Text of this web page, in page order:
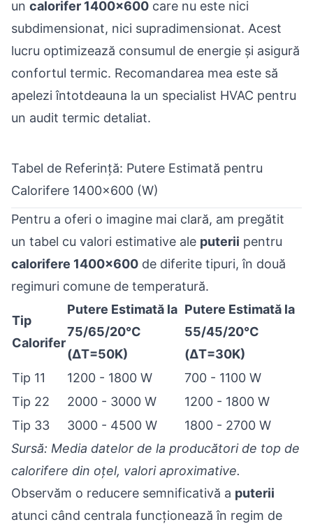
un calorifer 1400x600 care nu este nici
subdimensionat, nici supradimensionat. Acest
lucru optimizează consumul de energie și asigură
confortul termic. Recomandarea mea este să
apelezi întotdeauna la un specialist HVAC pentru
un audit termic detaliat.
Tabel de Referință: Putere Estimată pentru
Calorifere 1400x600 (W)
Pentru a oferi o imagine mai clară, am pregătit
un tabel cu valori estimative ale puterii pentru
calorifere 1400x600 de diferite tipuri, în două
regimuri comune de temperatură.
Tip
Calorifer
Putere Estimată la
75/65/20°C
(ΔT=50K)
Putere Estimată la
55/45/20°C
(ΔT=30K)
Tip 11
1200 - 1800 W
700 - 1100 W
Tip 22
2000 - 3000 W
1200 - 1800 W
Tip 33
3000 - 4500 W
1800 - 2700 W
Sursă: Media datelor de la producători de top de
calorifere din oțel, valori aproximative.
Observăm o reducere semnificativă a puterii
atunci când centrala funcționează în regim de